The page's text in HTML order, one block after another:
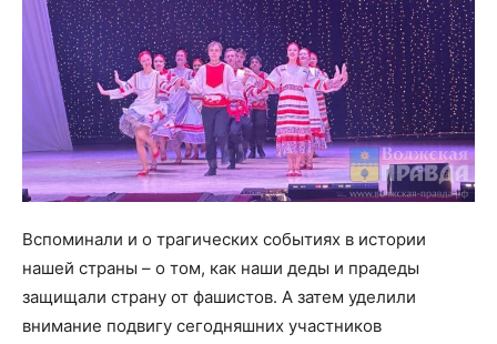
Вспоминали и о трагических событиях в истории
нашей страны – о том, как наши деды и прадеды
защищали страну от фашистов. А затем уделили
внимание подвигу сегодняшних участников